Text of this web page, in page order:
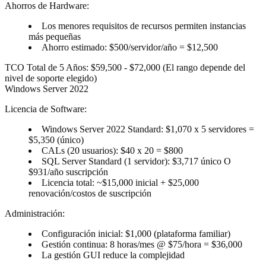
Ahorros de Hardware:
Los menores requisitos de recursos permiten instancias
más pequeñas
Ahorro estimado: $500/servidor/año = $12,500
TCO Total de 5 Años: $59,500 - $72,000 (El rango depende del
nivel de soporte elegido)
Windows Server 2022
Licencia de Software:
Windows Server 2022 Standard: $1,070 x 5 servidores =
$5,350 (único)
CALs (20 usuarios): $40 x 20 = $800
SQL Server Standard (1 servidor): $3,717 único O
$931/año suscripción
Licencia total: ~$15,000 inicial + $25,000
renovación/costos de suscripción
Administración:
Configuración inicial: $1,000 (plataforma familiar)
Gestión continua: 8 horas/mes @ $75/hora = $36,000
La gestión GUI reduce la complejidad